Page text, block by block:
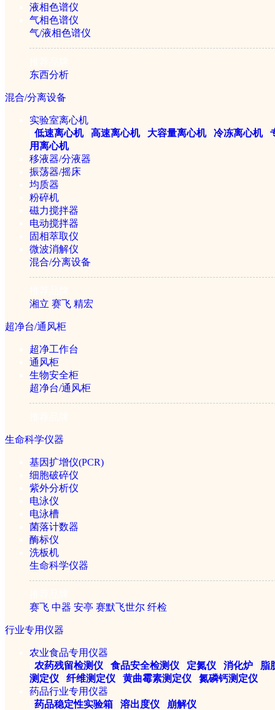
液相色谱仪
气相色谱仪
气/液相色谱仪
东西分析
混合/分离设备
实验室离心机
低速离心机 高速离心机 大容量离心机 冷冻离心机
用离心机
移液器/分液器
振荡器/摇床
均质器
粉碎机
磁力搅拌器
电动搅拌器
固相萃取仪
微波消解仪
混合/分离设备
湘立 赛飞 精宏
超净台/通风柜
超净工作台
通风柜
生物安全柜
超净台/通风柜
生命科学仪器
基因扩增仪(PCR)
细胞破碎仪
紫外分析仪
电泳仪
电泳槽
菌落计数器
酶标仪
洗板机
生命科学仪器
赛飞 中器 安亭 赛默飞世尔 纤检
行业专用仪器
农业食品专用仪器
农药残留检测仪 食品安全检测仪 定氮仪 消化炉
脂
测定仪
纤维测定仪 黄曲霉素测定仪
氮磷钙测定仪
药品行业专用仪器
药品稳定性实验箱 溶出度仪
崩解仪
DHS-20A电子卤
1/1
DHS-20A电子卤素水分
￥15000元
DHS-16A电子卤素水分
￥8500元